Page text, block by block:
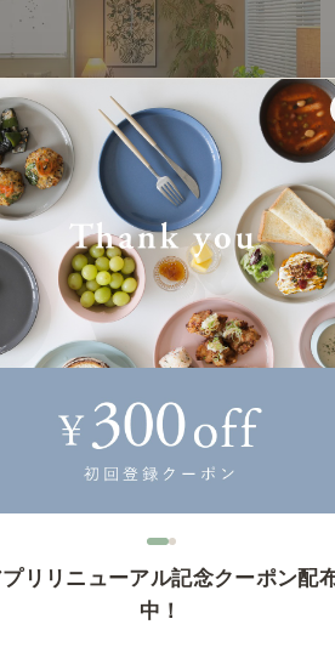
で大変ご好評いただいて
いう企画。
ゃる「ビフォー」のお部屋を
ター」として美しく仕上げる
。
リリニューアル記念クーポン配
中！